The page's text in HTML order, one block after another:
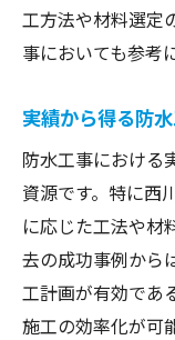
工方法や材料選定
事においても参考
実績から得る防
防水工事における
資源です。特に西
に応じた工法や材
去の成功事例から
工計画が有効であ
施工の効率化が可